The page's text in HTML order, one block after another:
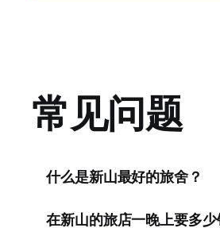
常见问题
什么是新山最好的旅舍？
在新山的旅店一晚上要多少